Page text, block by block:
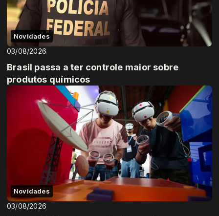
Novidades
03/08/2026
Brasil passa a ter controle maior sobre
produtos químicos
Novidades
03/08/2026